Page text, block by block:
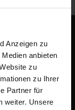
Anzeigen zu
anbieten
zu
zu Ihrer
Partner für
weiter. Unsere